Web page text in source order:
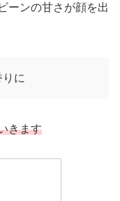
ーンの甘さが顔を出
に
きます